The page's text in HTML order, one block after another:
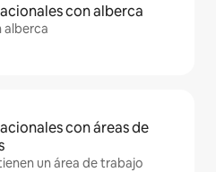
con alberca
alberca
con áreas de
un área de trabajo